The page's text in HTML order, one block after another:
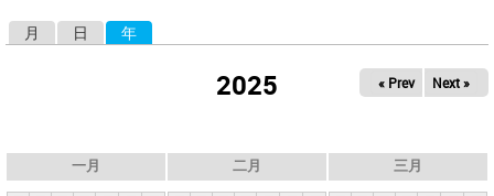
月 日 年
2025 « Prev Next »
一月 二月 三月